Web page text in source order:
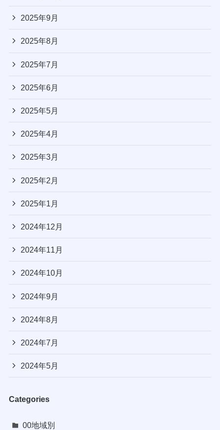
2025年9月
2025年8月
2025年7月
2025年6月
2025年5月
2025年4月
2025年3月
2025年2月
2025年1月
2024年12月
2024年11月
2024年10月
2024年9月
2024年8月
2024年7月
2024年5月
Categories
00地域別